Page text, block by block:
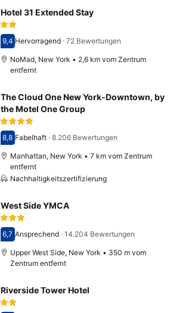
Hotel 31 Extended Stay
Bewertet mit 9,4
9,4 Hervorragend· 72 Bewertungen
NoMad, New York • 2,6 km vom Zentrum
entfernt
The Cloud One New York-Downtown, by
the Motel One Group
Bewertet mit 8,8
8,8 Fabelhaft· 8.206 Bewertungen
Manhattan, New York • 7 km vom Zentrum
entfernt
Nachhaltigkeitszertifizierung
West Side YMCA
Bewertet mit 6,7
6,7 Ansprechend· 14.204 Bewertungen
Upper West Side, New York • 350 m vom
Zentrum entfernt
Riverside Tower Hotel